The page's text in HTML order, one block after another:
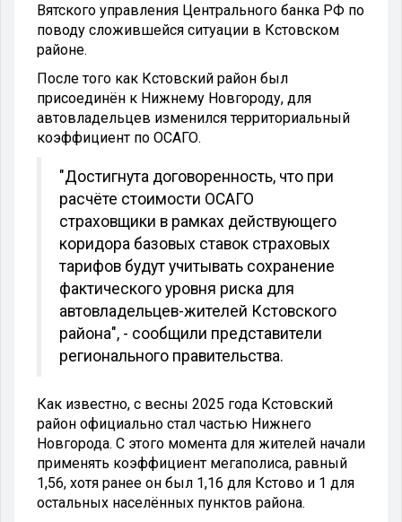
Вятского управления Центрального банка РФ по
поводу сложившейся ситуации в Кстовском
районе.
После того как Кстовский район был
присоединён к Нижнему Новгороду, для
автовладельцев изменился территориальный
коэффициент по ОСАГО.
"Достигнута договоренность, что при
расчёте стоимости ОСАГО
страховщики в рамках действующего
коридора базовых ставок страховых
тарифов будут учитывать сохранение
фактического уровня риска для
автовладельцев-жителей Кстовского
района", - сообщили представители
регионального правительства.
Как известно, с весны 2025 года Кстовский
район официально стал частью Нижнего
Новгорода. С этого момента для жителей начали
применять коэффициент мегаполиса, равный
1,56, хотя ранее он был 1,16 для Кстово и 1 для
остальных населённых пунктов района.